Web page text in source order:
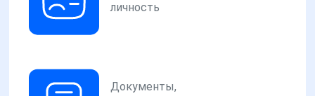
личность
Документы,